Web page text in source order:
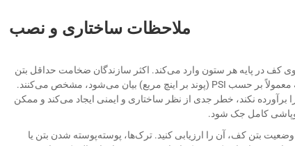
ملاحظات ساختاری و نصب
کف در پایه هر ستون وارد می‌کند. اکثر سازندگان ضخامت حداقل بتن
— معمولاً بین چهار تا شش اینچ — و حداقل مقاومت بتن را که معمولاً بر حسب PSI (پوند بر اینچ مربع) بیان می‌شود، مشخص می‌کنند.
نکند، خطر جدی از نظر ساختاری و ایمنی ایجاد می‌کند و ممکن
کامل جک شود.
بتن کف، آن را ارزیابی کنید. ترک‌ها، پوسته‌پوسته شدن بتن یا